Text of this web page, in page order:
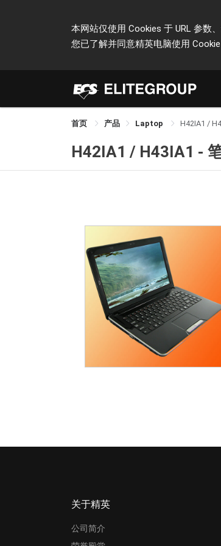
本网站仅使用 Cookies 于 URL 参数
您已了解并同意精英电脑使用
首页 产品 Laptop H42IA1 /
H42IA1 / H43IA1 -
关于精英
公司简介